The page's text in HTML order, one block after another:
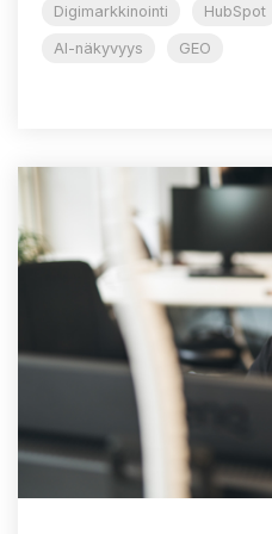
Digimarkkinointi HubSpot
AI-näkyvyys GEO